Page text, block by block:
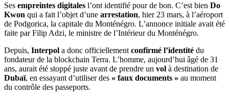
Ses empreintes digitales l’ont identifié pour de bon. C’est bien Do
Kwon qui a fait l’objet d’une arrestation, hier 23 mars, à l’aéroport
de Podgorica, la capitale du Monténégro. L’annonce initiale avait été
faite par Filip Adzi, le ministre de l’Intérieur du Monténégro.
Depuis, Interpol a donc officiellement confirmé l’identité du
fondateur de la blockchain Terra. L’homme, aujourd’hui âgé de 31
ans, aurait été stoppé juste avant de prendre un vol à destination de
Dubaï, en essayant d’utiliser des « faux documents » au moment
du contrôle des passeports.